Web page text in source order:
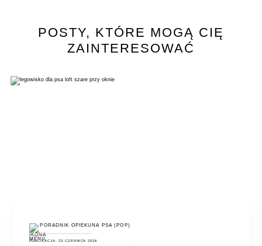
POSTY, KTÓRE MOGĄ CIĘ
ZAINTERESOWAĆ
PORADNIK OPIEKUNA PSA (POP)
PUBLIKACJA: 23 CZERWCA 2026